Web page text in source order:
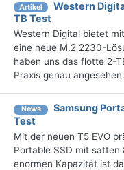
Artikel
Western
TB Test
Western Digital bietet
eine neue M.2 2230-
haben uns das flotte 2-
Praxis genau angesehen.
News
Samsung
Test
Mit der neuen T5 EVO
Portable SSD mit
enormen Kapazität ist